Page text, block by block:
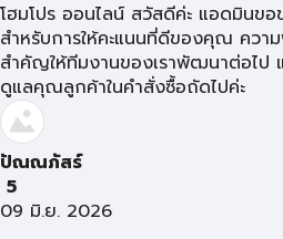
โฮมโปร ออนไลน์ สวัสดีค่ะ แอดมินข
สำหรับการให้คะแนนที่ดีของคุณ ควา
สำคัญให้ทีมงานของเราพัฒนาต่อไป
ดูแลคุณลูกค้าในคำสั่งซื้อถัดไปค่ะ
ปัณณภัสร์
5
09 มิ.ย. 2026